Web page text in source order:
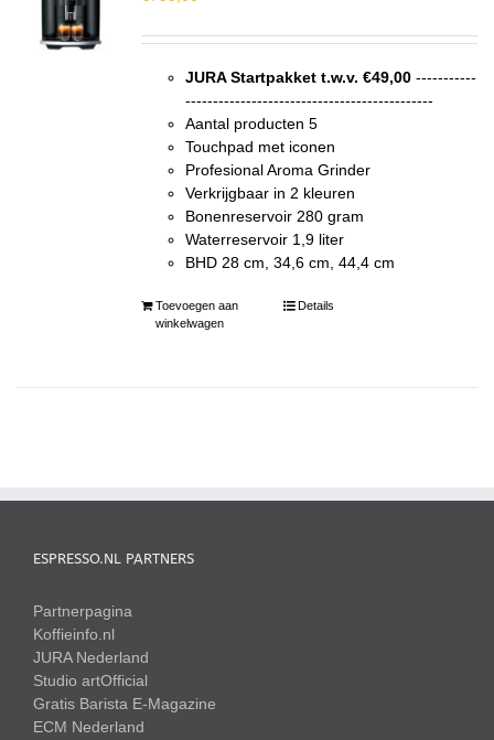
JURA Startpakket t.w.v. €49,00 -----------
---------------------------------------------
Aantal producten 5
Touchpad met iconen
Profesional Aroma Grinder
Verkrijgbaar in 2 kleuren
Bonenreservoir 280 gram
Waterreservoir 1,9 liter
BHD 28 cm, 34,6 cm, 44,4 cm
Toevoegen aan
winkelwagen
Details
ESPRESSO.NL PARTNERS
Partnerpagina
Koffieinfo.nl
JURA Nederland
Studio artOfficial
Gratis Barista E-Magazine
ECM Nederland